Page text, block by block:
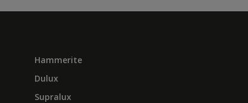
Hammerite
Dulux
Supralux